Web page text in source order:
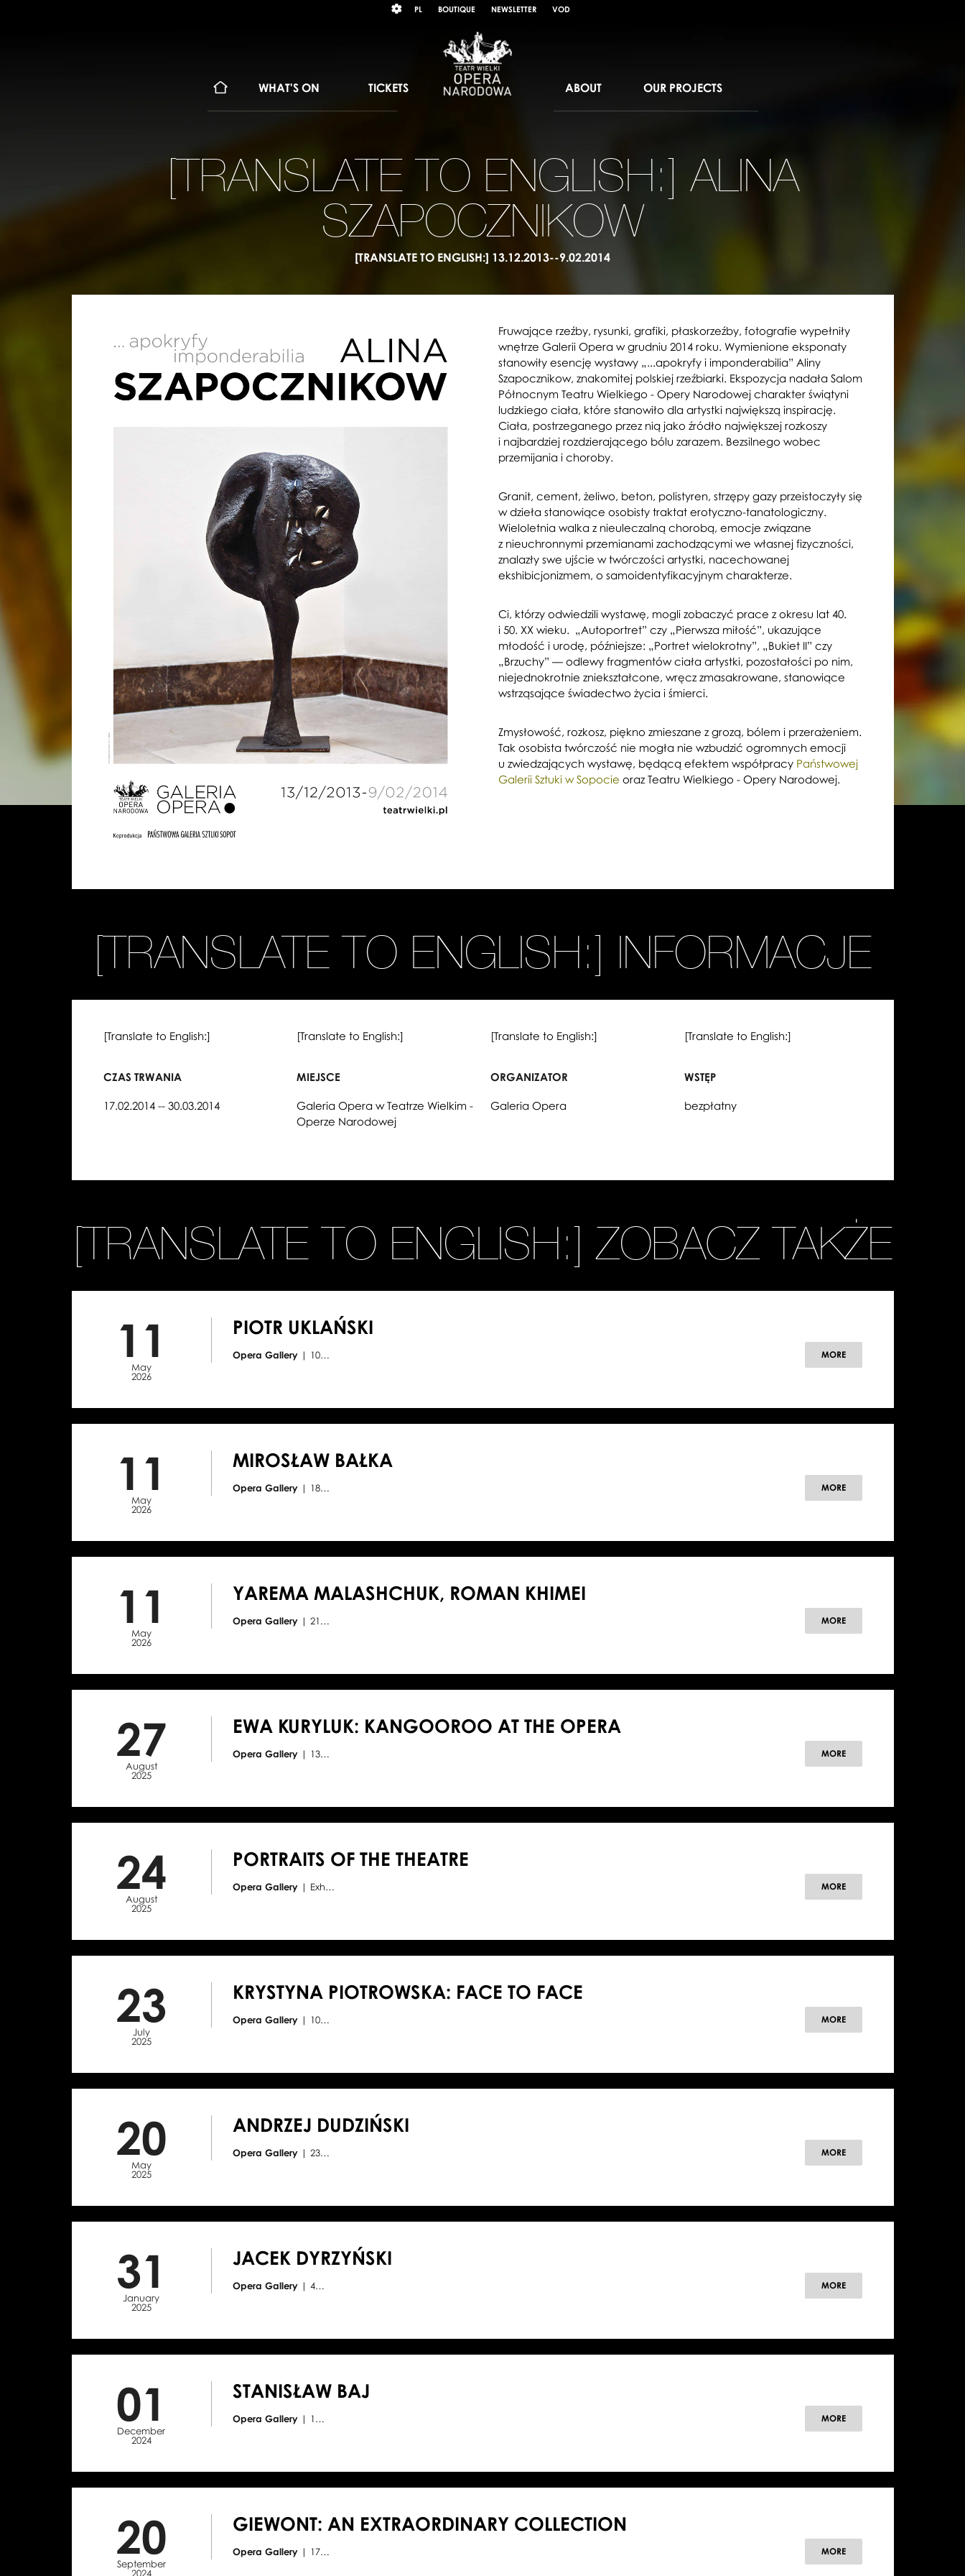
język
PL BOUTIQUE NEWSLETTER VOD
WHAT'S ON TICKETS ABOUT OUR PROJECTS
[TRANSLATE TO ENGLISH:] ALINA
SZAPOCZNIKOW
[TRANSLATE TO ENGLISH:] 13.12.2013--9.02.2014
Fruwające rzeźby, rysunki, grafiki, płaskorzeźby, fotografie wypełniły
wnętrze Galerii Opera w grudniu 2014 roku. Wymienione eksponaty
stanowiły esencję wystawy „...apokryfy i imponderabilia” Aliny
Szapocznikow, znakomitej polskiej rzeźbiarki. Ekspozycja nadała Salom
Północnym Teatru Wielkiego - Opery Narodowej charakter świątyni
ludzkiego ciała, które stanowiło dla artystki największą inspirację.
Ciała, postrzeganego przez nią jako źródło największej rozkoszy
i najbardziej rozdzierającego bólu zarazem. Bezsilnego wobec
przemijania i choroby.
Granit, cement, żeliwo, beton, polistyren, strzępy gazy przeistoczyły się
w dzieła stanowiące osobisty traktat erotyczno-tanatologiczny.
Wieloletnia walka z nieuleczalną chorobą, emocje związane
z nieuchronnymi przemianami zachodzącymi we własnej fizyczności,
znalazły swe ujście w twórczości artystki, nacechowanej
ekshibicjonizmem, o samoidentyfikacyjnym charakterze.
Ci, którzy odwiedzili wystawę, mogli zobaczyć prace z okresu lat 40.
i 50. XX wieku. „Autoportret” czy „Pierwsza miłość”, ukazujące
młodość i urodę, późniejsze: „Portret wielokrotny”, „Bukiet II” czy
„Brzuchy” — odlewy fragmentów ciała artystki, pozostałości po nim,
niejednokrotnie zniekształcone, wręcz zmasakrowane, stanowiące
wstrząsające świadectwo życia i śmierci.
Zmysłowość, rozkosz, piękno zmieszane z grozą, bólem i przerażeniem.
Tak osobista twórczość nie mogła nie wzbudzić ogromnych emocji
u zwiedzających wystawę, będącą efektem współpracy Państwowej
Galerii Sztuki w Sopocie oraz Teatru Wielkiego - Opery Narodowej.
[TRANSLATE TO ENGLISH:] INFORMACJE
[Translate to English:]
CZAS TRWANIA
17.02.2014 -- 30.03.2014
[Translate to English:]
MIEJSCE
Galeria Opera w Teatrze Wielkim -
Operze Narodowej
[Translate to English:]
ORGANIZATOR
Galeria Opera
[Translate to English:]
WSTĘP
bezpłatny
[TRANSLATE TO ENGLISH:] ZOBACZ TAKŻE
11
May
2026
PIOTR UKLAŃSKI
Opera Gallery | 10… MORE
11
May
2026
MIROSŁAW BAŁKA
Opera Gallery | 18… MORE
11
May
2026
YAREMA MALASHCHUK, ROMAN KHIMEI
Opera Gallery | 21… MORE
27
August
2025
EWA KURYLUK: KANGOOROO AT THE OPERA
Opera Gallery | 13… MORE
24
August
2025
PORTRAITS OF THE THEATRE
Opera Gallery | Exh… MORE
23
July
2025
KRYSTYNA PIOTROWSKA: FACE TO FACE
Opera Gallery | 10… MORE
20
May
2025
ANDRZEJ DUDZIŃSKI
Opera Gallery | 23… MORE
31
January
2025
JACEK DYRZYŃSKI
Opera Gallery | 4… MORE
01
December
2024
STANISŁAW BAJ
Opera Gallery | 1… MORE
20
September
2024
GIEWONT: AN EXTRAORDINARY COLLECTION
Opera Gallery | 17… MORE